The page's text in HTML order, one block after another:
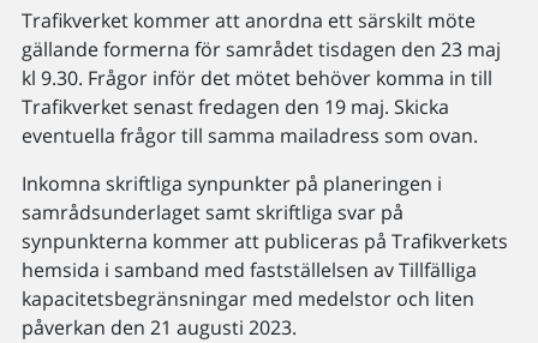
Trafikverket kommer att anordna ett särskilt möte
gällande formerna för samrådet tisdagen den 23 maj
kl 9.30. Frågor inför det mötet behöver komma in till
Trafikverket senast fredagen den 19 maj. Skicka
eventuella frågor till samma mailadress som ovan.
Inkomna skriftliga synpunkter på planeringen i
samrådsunderlaget samt skriftliga svar på
synpunkterna kommer att publiceras på Trafikverkets
hemsida i samband med fastställelsen av Tillfälliga
kapacitetsbegränsningar med medelstor och liten
påverkan den 21 augusti 2023.